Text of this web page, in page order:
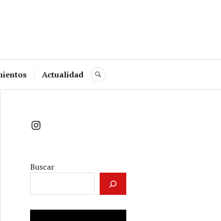
Actualidad BUSCAR
Instagram
Buscar